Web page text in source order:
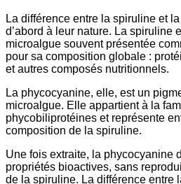
La différence entre la spiruline et
d’abord à leur nature. La spiruline
microalgue souvent présentée
pour sa composition globale :
et autres composés nutritionnels.
La phycocyanine, elle, est un
microalgue. Elle appartient à la
phycobiliprotéines et représente
composition de la spiruline.
Une fois extraite, la phycocyanine
propriétés bioactives, sans
de la spiruline. La différence entre